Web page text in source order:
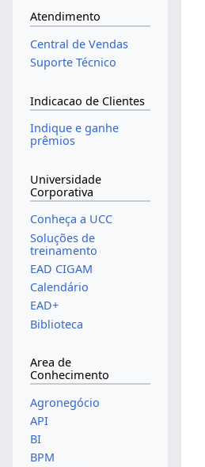
Atendimento
Central de Vendas
Suporte Técnico
Indicacao de Clientes
Indique e ganhe
prêmios
Universidade
Corporativa
Conheça a UCC
Soluções de
treinamento
EAD CIGAM
Calendário
EAD+
Biblioteca
Area de
Conhecimento
Agronegócio
API
BI
BPM